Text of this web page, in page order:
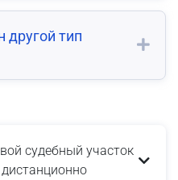
другой тип
судебный участок